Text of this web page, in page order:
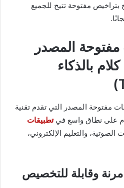
مفتوحة تتيح للجميع
مفتوحة المصدر
بالذكاء
مفتوحة المصدر التي تقدم تقنية
على نطاق واسع فيتطبيقات
الصوتية، والتعليم الإلكتروني،
مرنة وقابلة للتخصيص